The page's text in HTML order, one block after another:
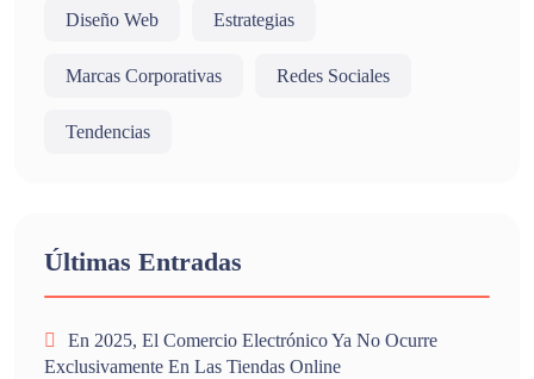
Diseño Web Estrategias
Marcas Corporativas Redes Sociales
Tendencias
Últimas Entradas
En 2025, El Comercio Electrónico Ya No Ocurre
Exclusivamente En Las Tiendas Online